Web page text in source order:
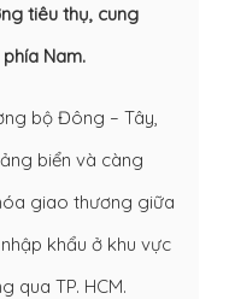
tiêu thụ, cung
Nam.
bộ Đông – Tây,
biển và càng
giao thương giữa
khẩu ở khu vực
qua TP. HCM.